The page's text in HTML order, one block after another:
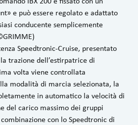
e può essere regolato e adattato
conducente semplicemente
Speedtronic-Cruise, presentato
trazione dell’estirpatrice di
volta viene controllata
modalità di marcia selezionata, la
in automatico la velocità di
del carico massimo dei gruppi
con lo Speedtronic di